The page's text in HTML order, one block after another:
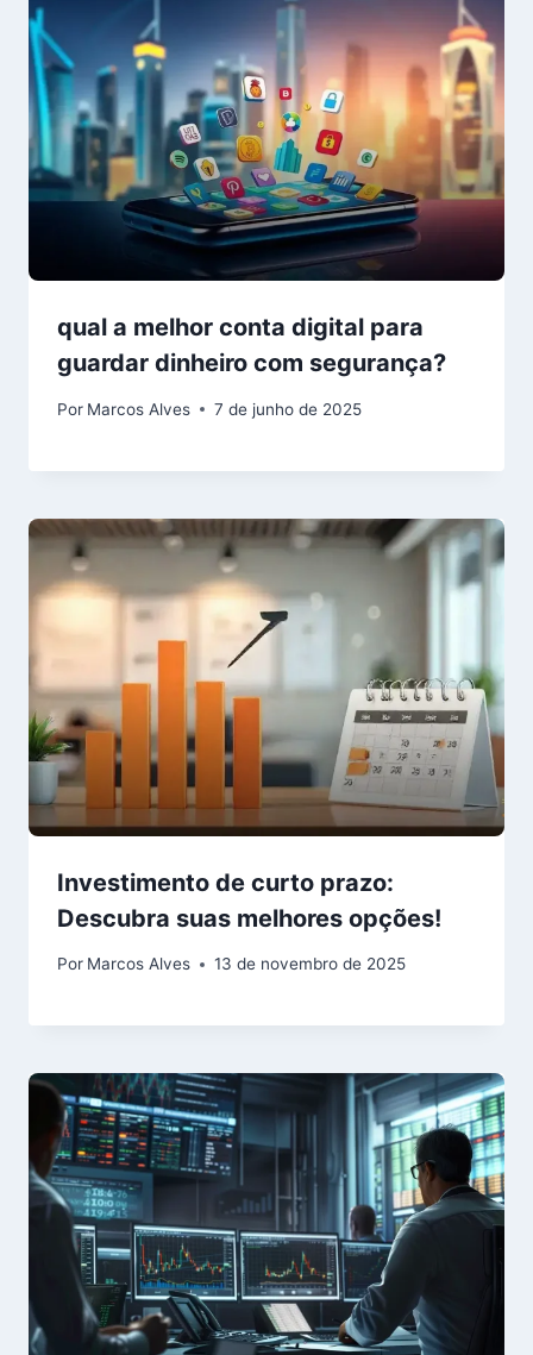
qual a melhor conta digital para
guardar dinheiro com segurança?
Por Marcos Alves 7 de junho de 2025
Investimento de curto prazo:
Descubra suas melhores opções!
Por Marcos Alves 13 de novembro de 2025